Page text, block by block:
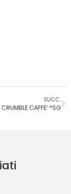
SUCC.
CRUMBLE CAFFE’ *SG